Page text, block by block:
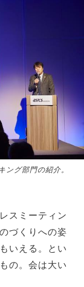
ング部門の紹介。
スミーティン
づくりへの姿
いえる。とい
の。会は大い